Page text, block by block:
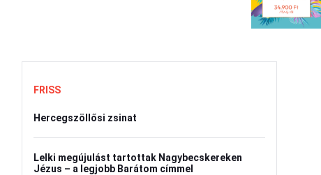
FRISS
Hercegszöllősi zsinat
Lelki megújulást tartottak Nagybecskereken
Jézus – a legjobb Barátom címmel